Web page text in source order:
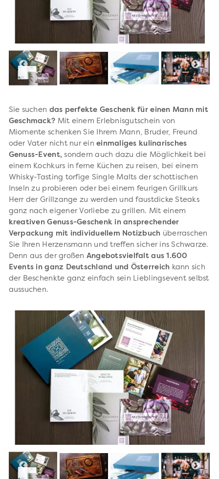
Sie suchen das perfekte Geschenk für einen Mann mit
Geschmack? Mit einem Erlebnisgutschein von
Miomente schenken Sie Ihrem Mann, Bruder, Freund
oder Vater nicht nur eineinmaliges kulinarisches
Genuss-Event, sondern auch dazu die Möglichkeit bei
einem Kochkurs in ferne Küchen zu reisen, bei einem
Whisky-Tasting torfige Single Malts der schottischen
Inseln zu probieren oder bei einem feurigen Grillkurs
Herr der Grillzange zu werden und faustdicke Steaks
ganz nach eigener Vorliebe zu grillen. Mit einem
kreativen Genuss-Geschenk in ansprechender
Verpackung mit individuellem Notizbuch überraschen
Sie Ihren Herzensmann und treffen sicher ins Schwarze.
Denn aus der großen Angebotsvielfalt aus 1.600
Events in ganz Deutschland und Österreich kann sich
der Beschenkte ganz einfach sein Lieblingsevent selbst
aussuchen.